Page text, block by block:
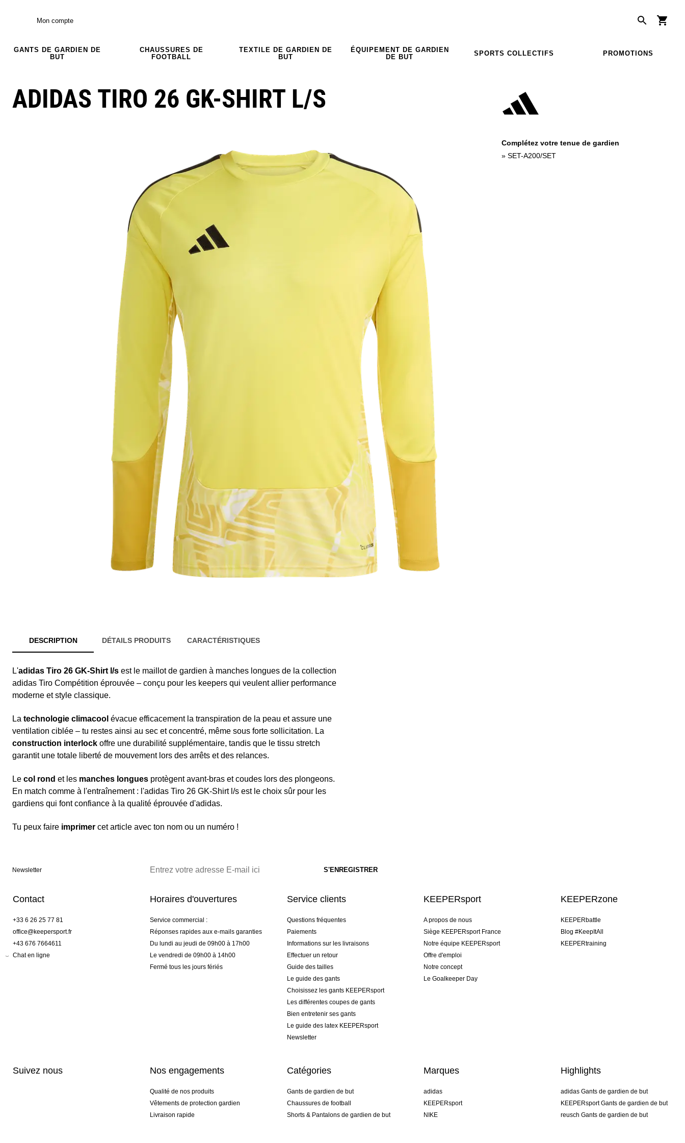
Mon compte
GANTS DE GARDIEN DE
BUT
CHAUSSURES DE
FOOTBALL
TEXTILE DE GARDIEN DE
BUT
ÉQUIPEMENT DE GARDIEN
DE BUT
SPORTS COLLECTIFS PROMOTIONS
ADIDAS TIRO 26 GK-SHIRT L/S
Complétez votre tenue de gardien
» SET-A200/SET
DESCRIPTION DÉTAILS PRODUITS CARACTÉRISTIQUES
L'adidas Tiro 26 GK-Shirt l/s est le maillot de gardien à manches longues de la collection
adidas Tiro Compétition éprouvée – conçu pour les keepers qui veulent allier performance
moderne et style classique.
La technologie climacool évacue efficacement la transpiration de la peau et assure une
ventilation ciblée – tu restes ainsi au sec et concentré, même sous forte sollicitation. La
construction interlock offre une durabilité supplémentaire, tandis que le tissu stretch
garantit une totale liberté de mouvement lors des arrêts et des relances.
Le col rond et les manches longues protègent avant-bras et coudes lors des plongeons.
En match comme à l'entraînement : l'adidas Tiro 26 GK-Shirt l/s est le choix sûr pour les
gardiens qui font confiance à la qualité éprouvée d'adidas.
Tu peux faire imprimer cet article avec ton nom ou un numéro !
Newsletter
Contact
+33 6 26 25 77 81
office@keepersport.fr
+43 676 7664611
Chat en ligne
Horaires d'ouvertures
Service commercial :
Réponses rapides aux e-mails garanties
Du lundi au jeudi de 09h00 à 17h00
Le vendredi de 09h00 à 14h00
Fermé tous les jours fériés
Service clients
Questions fréquentes
Paiements
Informations sur les livraisons
Effectuer un retour
Guide des tailles
Le guide des gants
Choisissez les gants KEEPERsport
Les différentes coupes de gants
Bien entretenir ses gants
Le guide des latex KEEPERsport
Newsletter
KEEPERsport
A propos de nous
Siège KEEPERsport France
Notre équipe KEEPERsport
Offre d'emploi
Notre concept
Le Goalkeeper Day
KEEPERzone
KEEPERbattle
Blog #KeepItAll
KEEPERtraining
Suivez nous Nos engagements
Qualité de nos produits
Vêtements de protection gardien
Livraison rapide
Catégories
Gants de gardien de but
Chaussures de football
Shorts & Pantalons de gardien de but
Marques
adidas
KEEPERsport
NIKE
Highlights
adidas Gants de gardien de but
KEEPERsport Gants de gardien de but
reusch Gants de gardien de but